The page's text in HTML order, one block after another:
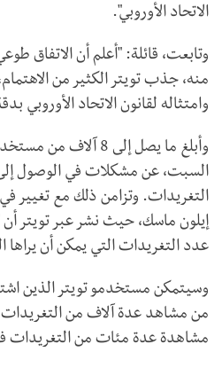
الاتحاد الأوروبي".
وتابعت، قائلة: "أعلم أن الاتفاق
منه، جذب تويتر الكثير من
وامتثاله لقانون الاتحاد الأوروبي
وأبلغ ما يصل إلى 8
السبت، عن مشكلات في الوصول
التغريدات. وتزامن ذلك مع تغيير
إيلون ماسك، حيث نشر عبر تويتر
عدد التغريدات التي يمكن أن
وسيتمكن مستخدمو تويتر الذين
من مشاهد عدة آلاف من
مشاهدة عدة مئات من التغريدات